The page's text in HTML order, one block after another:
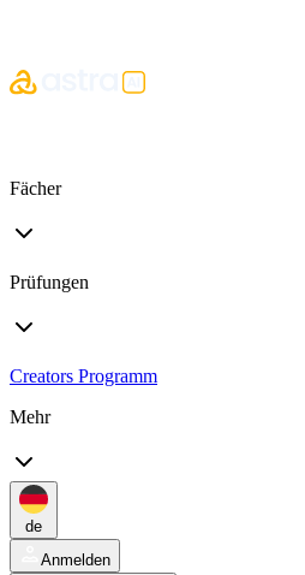
Fächer
Prüfungen
Creators Programm
Mehr
de
Anmelden